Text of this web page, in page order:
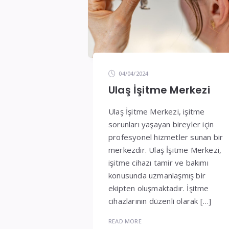
04/04/2024
Ulaş İşitme Merkezi
Ulaş İşitme Merkezi, işitme
sorunları yaşayan bireyler için
profesyonel hizmetler sunan bir
merkezdir. Ulaş İşitme Merkezi,
işitme cihazı tamir ve bakımı
konusunda uzmanlaşmış bir
ekipten oluşmaktadır. İşitme
cihazlarının düzenli olarak […]
READ MORE